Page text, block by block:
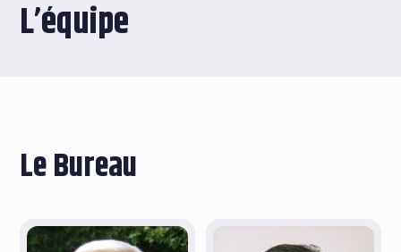
L’équipe
Le Bureau